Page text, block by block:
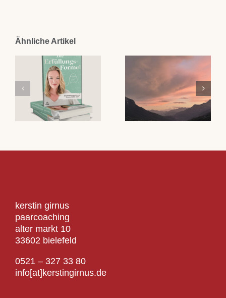
Ähnliche Artikel
kerstin girnus
paarcoaching
alter markt 10
33602 bielefeld
0521 – 327 33 80
info[at]kerstingirnus.de